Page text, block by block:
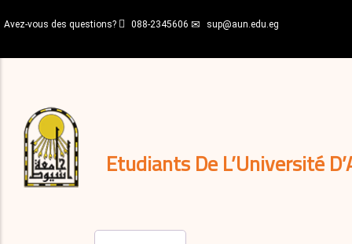
au
principal
Avez-vous des questions? 088-2345606 sup@aun.edu.eg
Etudiants De L’Université
décisions
Expatriés
Journal